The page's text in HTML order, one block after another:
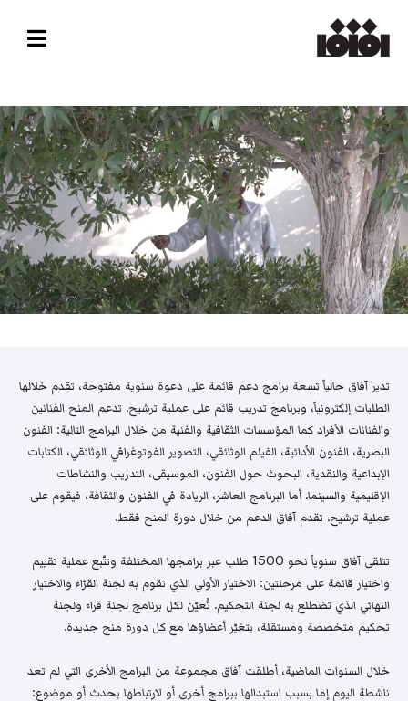
تدير آفاق حالياً تسعة برامج دعم قائمة على دعوة سنوية مفتوحة، تقدم خلالها
الطلبات إلكترونياً، وبرنامج تدريب قائم على عملية ترشيح. تدعم المنح الفنانين
والفنانات الأفراد كما المؤسسات الثقافية والفنية من خلال البرامج التالية: الفنون
البصرية، الفنون الأدائية، الفيلم الوثائقي، التصوير الفوتوغرافي الوثائقي، الكتابات
الإبداعية والنقدية، البحوث حول الفنون، الموسيقى، التدريب والنشاطات
الإقليمية والسينما. أما البرنامج العاشر، الريادة في الفنون والثقافة، فيقوم على
عملية ترشيح. تقدم آفاق الدعم من خلال دورة المنح فقط.
تتلقى آفاق سنوياً نحو 1500 طلب عبر برامجها المختلفة وتتّبع عملية تقييم
واختيار قائمة على مرحلتين: الاختيار الأولي الذي تقوم به لجنة القرّاء والاختيار
النهائي الذي تضطلع به لجنة التحكيم. تُعيّن لكل برنامج لجنة قراء ولجنة
تحكيم متخصصة ومستقلة، يتغيّر أعضاؤها مع كل دورة منح جديدة.
خلال السنوات الماضية، أطلقت آفاق مجموعة من البرامج الأخرى التي لم تعد
ناشطة اليوم إما بسبب استبدالها ببرامج أخرى أو لارتباطها بحدث أو موضوع: